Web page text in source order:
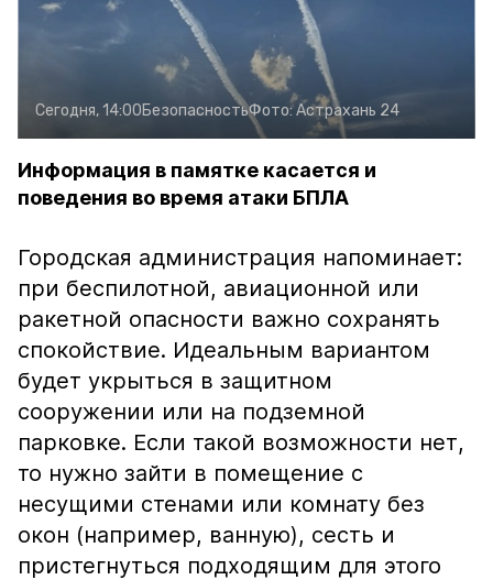
Сегодня, 14:00БезопасностьФото:Астрахань 24
Информация в памятке касается и
поведения во время атаки БПЛА
Городская администрация напоминает:
при беспилотной, авиационной или
ракетной опасности важно сохранять
спокойствие. Идеальным вариантом
будет укрыться в защитном
сооружении или на подземной
парковке. Если такой возможности нет,
то нужно зайти в помещение с
несущими стенами или комнату без
окон (например, ванную), сесть и
пристегнуться подходящим для этого